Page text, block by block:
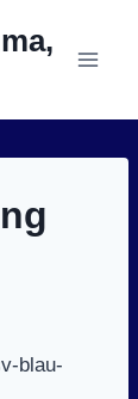
blau-